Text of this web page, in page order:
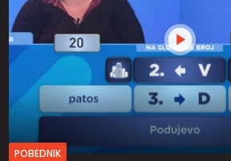
POBEDNIK